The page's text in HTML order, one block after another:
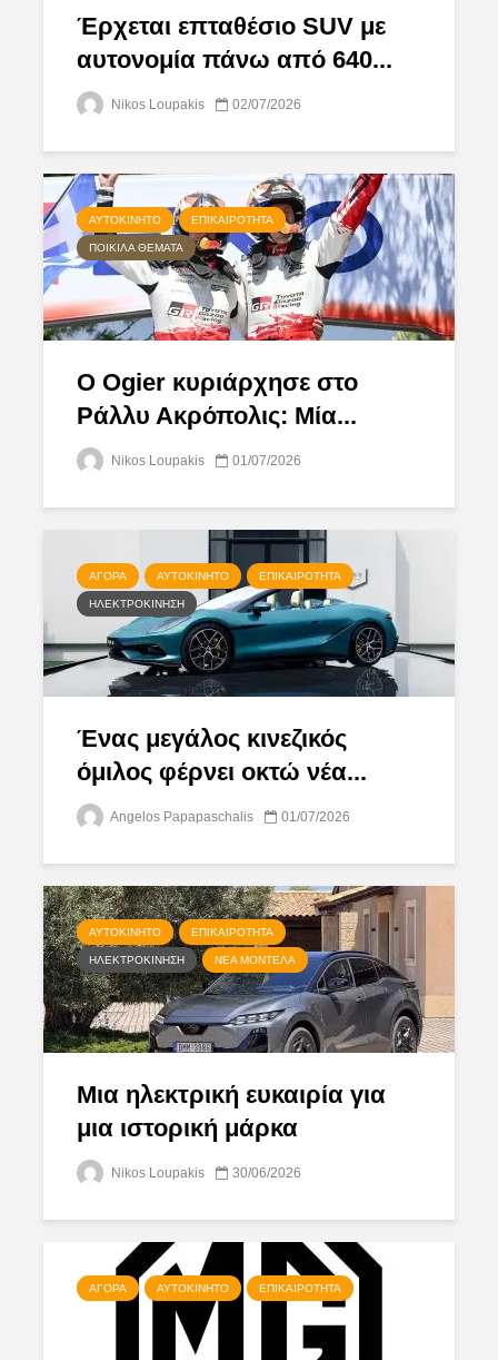
Έρχεται επταθέσιο SUV με
αυτονομία πάνω από 640...
Nikos Loupakis 02/07/2026
ΑΥΤΟΚΊΝΗΤΟ ΕΠΙΚΑΙΡΌΤΗΤΑ
ΠΟΙΚΊΛΑ ΘΈΜΑΤΑ
Ο Ogier κυριάρχησε στο
Ράλλυ Ακρόπολις: Μία...
Nikos Loupakis 01/07/2026
ΑΓΟΡΆ ΑΥΤΟΚΊΝΗΤΟ ΕΠΙΚΑΙΡΌΤΗΤΑ
ΗΛΕΚΤΡΟΚΊΝΗΣΗ
Ένας μεγάλος κινεζικός
όμιλος φέρνει οκτώ νέα...
Angelos Papapaschalis 01/07/2026
ΑΥΤΟΚΊΝΗΤΟ ΕΠΙΚΑΙΡΌΤΗΤΑ
ΗΛΕΚΤΡΟΚΊΝΗΣΗ ΝΈΑ ΜΟΝΤΈΛΑ
Μια ηλεκτρική ευκαιρία για
μια ιστορική μάρκα
Nikos Loupakis 30/06/2026
ΑΓΟΡΆ ΑΥΤΟΚΊΝΗΤΟ ΕΠΙΚΑΙΡΌΤΗΤΑ